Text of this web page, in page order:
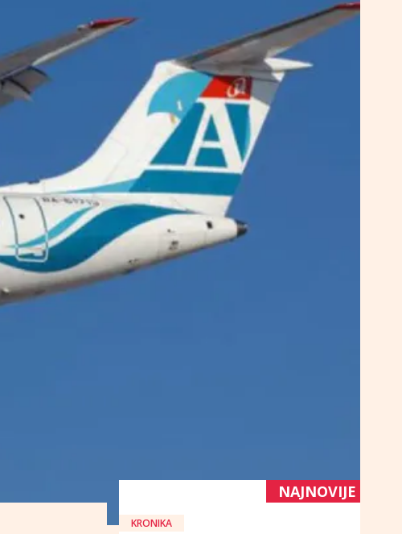
NAJNOVIJE
KRONIKA